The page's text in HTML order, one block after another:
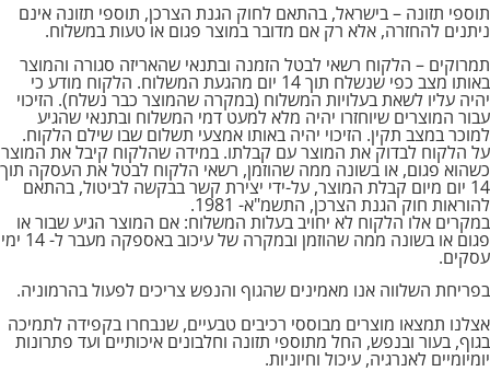
תוספי תזונה – בישראל, בהתאם לחוק הגנת הצרכן, תוספי תזונה אינם
ניתנים להחזרה, אלא רק אם מדובר במוצר פגום או טעות במשלוח.
תמרוקים – הלקוח רשאי לבטל הזמנה ובתנאי שהאריזה סגורה והמוצר
באותו מצב כפי שנשלח תוך 14 יום מהגעת המשלוח. הלקוח מודע כי
יהיה עליו לשאת בעלויות המשלוח (במקרה שהמוצר כבר נשלח). הזיכוי
עבור המוצרים שיוחזרו יהיה מלא למעט דמי המשלוח ובתנאי שהגיע
למוכר במצב תקין. הזיכוי יהיה באותו אמצעי תשלום שבו שילם הלקוח.
על הלקוח לבדוק את המוצר עם קבלתו. במידה שהלקוח קיבל את המוצר
כשהוא פגום, או בשונה ממה שהוזמן, רשאי הלקוח לבטל את העסקה תוך
14 יום מיום קבלת המוצר, על-ידי יצירת קשר בבקשה לביטול, בהתאם
להוראות חוק הגנת הצרכן, התשמ"א- 1981.
במקרים אלו הלקוח לא יחויב בעלות המשלוח: אם המוצר הגיע שבור או
פגום או בשונה ממה שהוזמן ובמקרה של עיכוב באספקה מעבר ל- 14 ימי
עסקים.
בפריחת השלווה אנו מאמינים שהגוף והנפש צריכים לפעול בהרמוניה.
אצלנו תמצאו מוצרים מבוססי רכיבים טבעיים, שנבחרו בקפידה לתמיכה
בגוף, בעור ובנפש, החל מתוספי תזונה וחלבונים איכותיים ועד פתרונות
יומיומיים לאנרגיה, עיכול וחיוניות.